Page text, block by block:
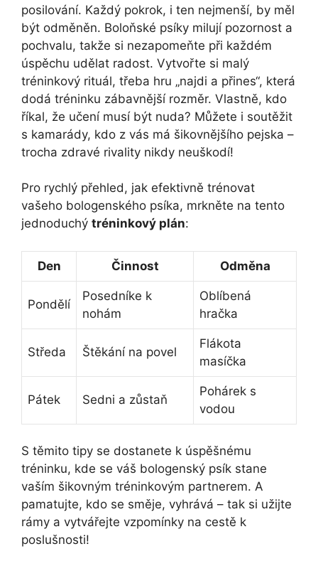
posilování. Každý pokrok, i ten nejmenší, by měl
být odměněn. Boloňské psíky milují pozornost a
pochvalu, takže si nezapomeňte při každém
úspěchu udělat radost. Vytvořte si malý
tréninkový rituál, třeba hru „najdi a přines“, která
dodá tréninku zábavnější rozměr. Vlastně, kdo
říkal, že učení musí být nuda? Můžete i soutěžit
s kamarády, kdo z vás má šikovnějšího pejska –
trocha zdravé rivality nikdy neuškodí!
Pro rychlý přehled, jak efektivně trénovat
vašeho bologenského psíka, mrkněte na tento
jednoduchý tréninkový plán:
Den Činnost Odměna
Pondělí
Posedníke k
nohám
Oblíbená
hračka
Středa Štěkání na povel
Flákota
masíčka
Pátek Sedni a zůstaň
Pohárek s
vodou
S těmito tipy se dostanete k úspěšnému
tréninku, kde se váš bologenský psík stane
vaším šikovným tréninkovým partnerem. A
pamatujte, kdo se směje, vyhrává – tak si užijte
rámy a vytvářejte vzpomínky na cestě k
poslušnosti!